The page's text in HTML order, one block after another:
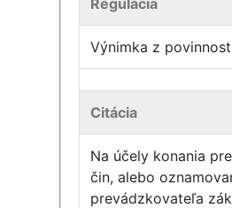
Regulácia
Výnimka z
Citácia
Na účely konania
čin, alebo
prevádzkovateľa